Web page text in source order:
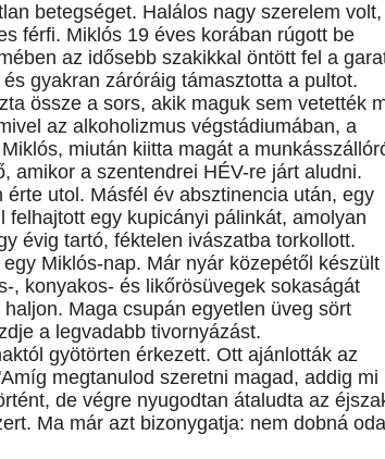
betegséget. Halálos nagy szerelem volt,
férfi. Miklós 19 éves korában rúgott be
az idősebb szakikkal öntött fel a
gyakran záróráig támasztotta a pultot.
össze a sors, akik maguk sem vetették
az alkoholizmus végstádiumában, a
miután kiitta magát a
amikor a szentendrei HÉV-re járt aludni.
utol. Másfél év absztinencia után, egy
egy kupicányi pálinkát, amolyan
évig tartó, féktelen ivászatba torkollott.
Miklós-nap. Már nyár közepétől készült
, konyakos- és likőrösüvegek sokaságát
Maga csupán egyetlen üveg sört
a legvadabb tivornyázást.
gyötörten érkezett. Ott ajánlották az
megtanulod szeretni magad, addig mi
de végre nyugodtan átaludta az
Ma már azt bizonygatja: nem dobná oda